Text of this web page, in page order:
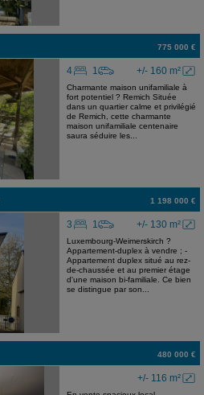
775 000 €
+/- 160 m²
4 1
Charmante maison unifamiliale à
fort potentiel ? Remich Située
dans un quartier calme et privilégié
de Remich, cette charmante
maison unifamiliale centenaire
saura séduire les...
1 198 000 €
+/- 130 m²
3 1
Luxembourg-Weimerskirch ?
Appartement-duplex à vendre ; -
Appartement duplex situé au rez-
de-chaussée et au premier étage
d'une maison bi-familiale. Ce bien
se distingue par son...
480 000 €
+/- 116 m²